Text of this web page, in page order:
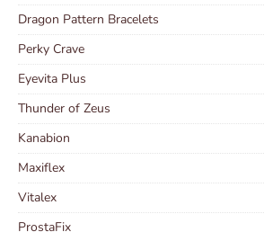
Dragon Pattern Bracelets
Perky Crave
Eyevita Plus
Thunder of Zeus
Kanabion
Maxiflex
Vitalex
ProstaFix